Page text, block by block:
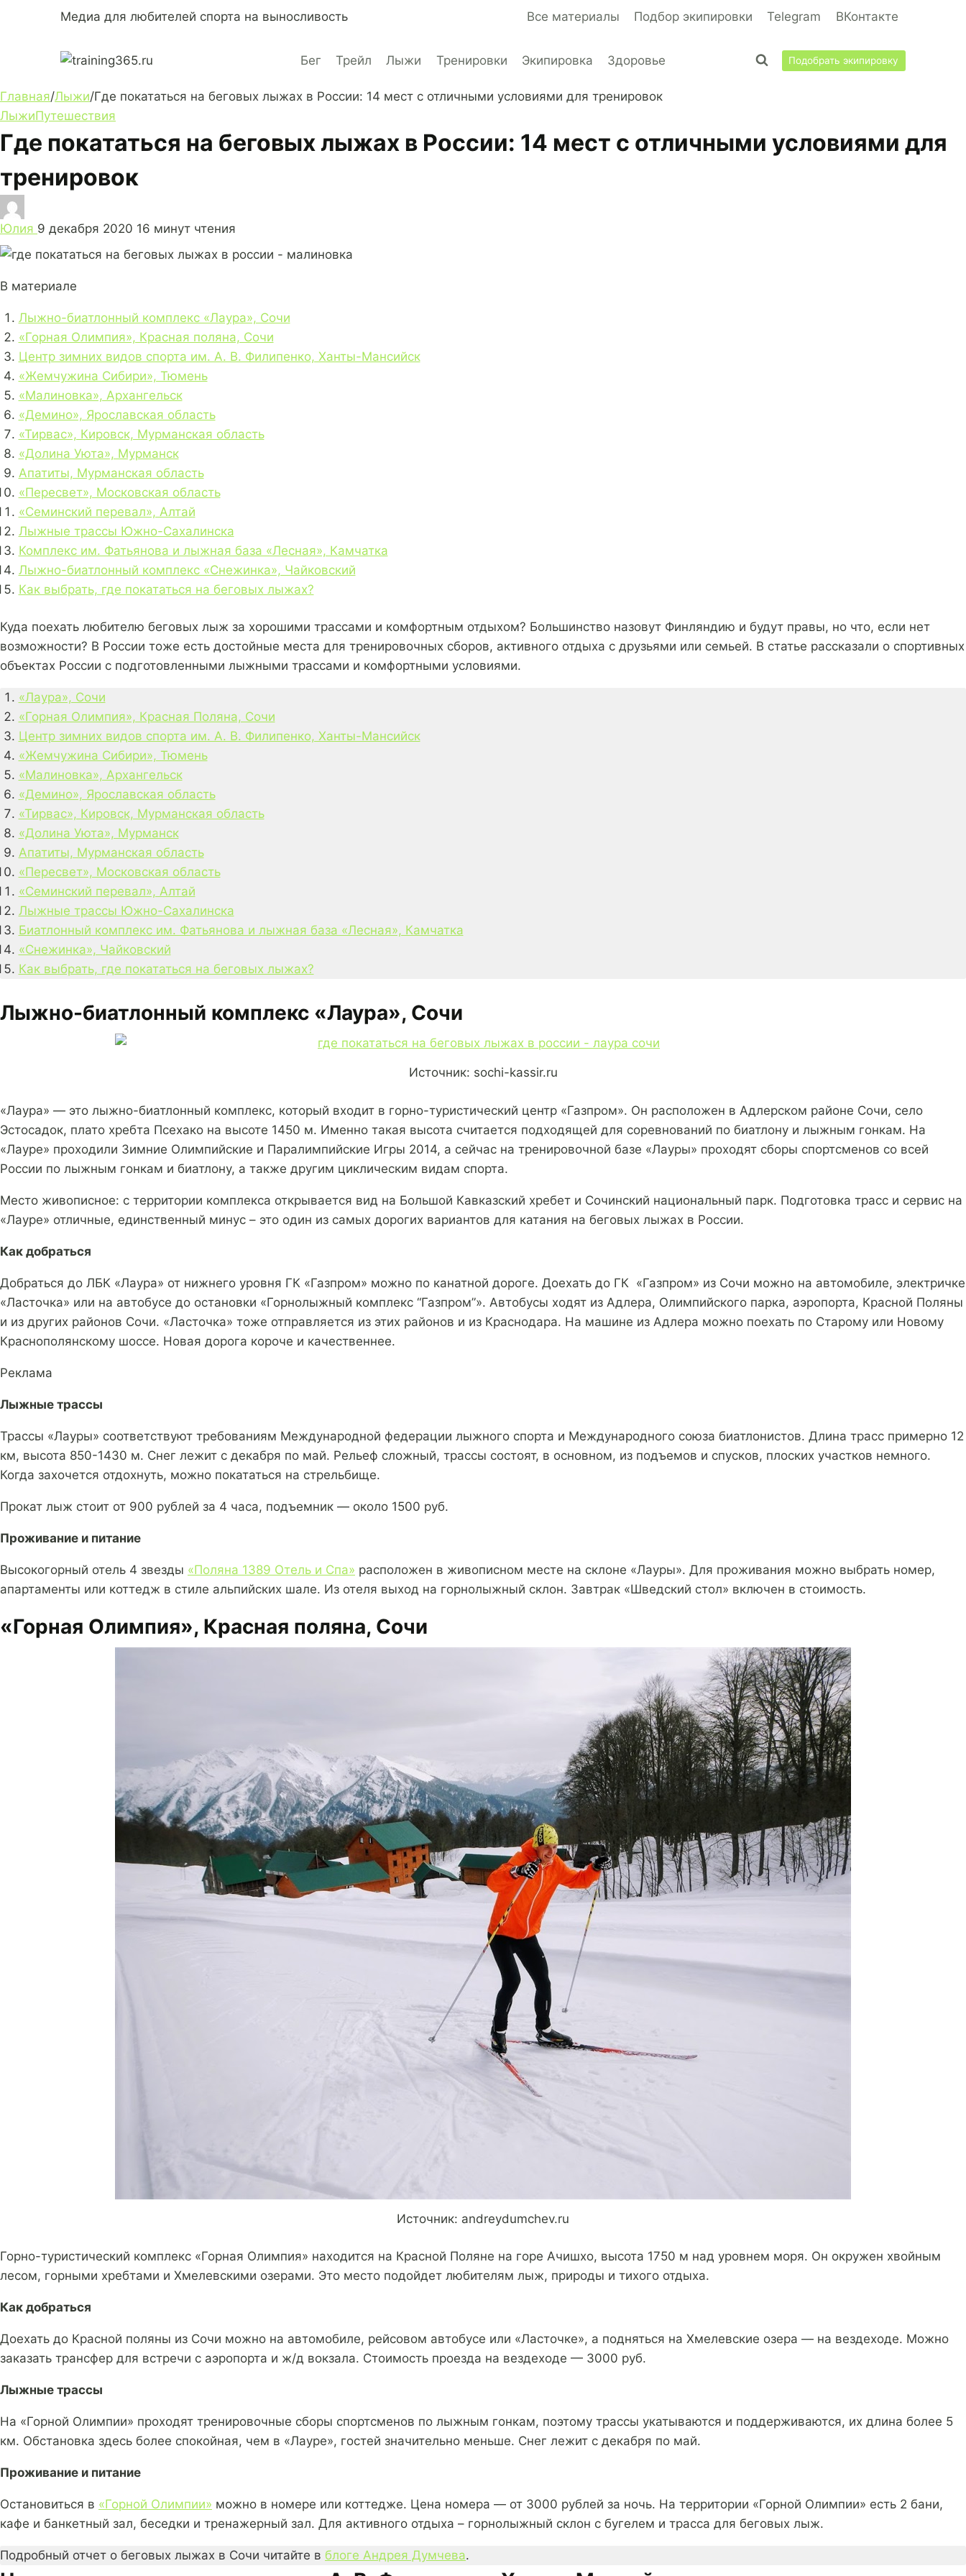
содержимому
Медиа для любителей спорта на выносливость Все материалы Подбор экипировки Telegram ВКонтакте
Бег Трейл Лыжи Тренировки Экипировка Здоровье Подобрать экипировку
Главная/Лыжи/Где покататься на беговых лыжах в России: 14 мест с отличными условиями для тренировок
ЛыжиПутешествия
Где покататься на беговых лыжах в России: 14 мест с отличными условиями для
тренировок
Юлия 9 декабря 2020 16 минут чтения
В материале
Лыжно-биатлонный комплекс «Лаура», Сочи
«Горная Олимпия», Красная поляна, Сочи
Центр зимних видов спорта им. А. В. Филипенко, Ханты-Мансийск
«Жемчужина Сибири», Тюмень
«Малиновка», Архангельск
«Демино», Ярославская область
«Тирвас», Кировск, Мурманская область
«Долина Уюта», Мурманск
Апатиты, Мурманская область
«Пересвет», Московская область
«Семинский перевал», Алтай
Лыжные трассы Южно-Сахалинска
Комплекс им. Фатьянова и лыжная база «Лесная», Камчатка
Лыжно-биатлонный комплекс «Снежинка», Чайковский
Как выбрать, где покататься на беговых лыжах?
Куда поехать любителю беговых лыж за хорошими трассами и комфортным отдыхом? Большинство назовут Финляндию и будут правы, но что, если нет
возможности? В России тоже есть достойные места для тренировочных сборов, активного отдыха с друзьями или семьей. В статье рассказали о спортивных
объектах России с подготовленными лыжными трассами и комфортными условиями.
«Лаура», Сочи
«Горная Олимпия», Красная Поляна, Сочи
Центр зимних видов спорта им. А. В. Филипенко, Ханты-Мансийск
«Жемчужина Сибири», Тюмень
«Малиновка», Архангельск
«Демино», Ярославская область
«Тирвас», Кировск, Мурманская область
«Долина Уюта», Мурманск
Апатиты, Мурманская область
«Пересвет», Московская область
«Семинский перевал», Алтай
Лыжные трассы Южно-Сахалинска
Биатлонный комплекс им. Фатьянова и лыжная база «Лесная», Камчатка
«Снежинка», Чайковский
Как выбрать, где покататься на беговых лыжах?
Лыжно-биатлонный комплекс «Лаура», Сочи
Источник: sochi-kassir.ru
«Лаура» — это лыжно-биатлонный комплекс, который входит в горно-туристический центр «Газпром». Он расположен в Адлерском районе Сочи, село
Эстосадок, плато хребта Псехако на высоте 1450 м. Именно такая высота считается подходящей для соревнований по биатлону и лыжным гонкам. На
«Лауре» проходили Зимние Олимпийские и Паралимпийские Игры 2014, а сейчас на тренировочной базе «Лауры» проходят сборы спортсменов со всей
России по лыжным гонкам и биатлону, а также другим циклическим видам спорта.
Место живописное: с территории комплекса открывается вид на Большой Кавказский хребет и Сочинский национальный парк. Подготовка трасс и сервис на
«Лауре» отличные, единственный минус – это один из самых дорогих вариантов для катания на беговых лыжах в России.
Как добраться
Добраться до ЛБК «Лаура» от нижнего уровня ГК «Газпром» можно по канатной дороге. Доехать до ГК «Газпром» из Сочи можно на автомобиле, электричке
«Ласточка» или на автобусе до остановки «Горнолыжный комплекс “Газпром”». Автобусы ходят из Адлера, Олимпийского парка, аэропорта, Красной Поляны
и из других районов Сочи. «Ласточка» тоже отправляется из этих районов и из Краснодара. На машине из Адлера можно поехать по Старому или Новому
Краснополянскому шоссе. Новая дорога короче и качественнее.
Реклама
Лыжные трассы
Трассы «Лауры» соответствуют требованиям Международной федерации лыжного спорта и Международного союза биатлонистов. Длина трасс примерно 12
км, высота 850-1430 м. Снег лежит с декабря по май. Рельеф сложный, трассы состоят, в основном, из подъемов и спусков, плоских участков немного.
Когда захочется отдохнуть, можно покататься на стрельбище.
Прокат лыж стоит от 900 рублей за 4 часа, подъемник — около 1500 руб.
Проживание и питание
Высокогорный отель 4 звезды «Поляна 1389 Отель и Спа» расположен в живописном месте на склоне «Лауры». Для проживания можно выбрать номер,
апартаменты или коттедж в стиле альпийских шале. Из отеля выход на горнолыжный склон. Завтрак «Шведский стол» включен в стоимость.
«Горная Олимпия», Красная поляна, Сочи
Источник: andreydumchev.ru
Горно-туристический комплекс «Горная Олимпия» находится на Красной Поляне на горе Ачишхо, высота 1750 м над уровнем моря. Он окружен хвойным
лесом, горными хребтами и Хмелевскими озерами. Это место подойдет любителям лыж, природы и тихого отдыха.
Как добраться
Доехать до Красной поляны из Сочи можно на автомобиле, рейсовом автобусе или «Ласточке», а подняться на Хмелевские озера — на вездеходе. Можно
заказать трансфер для встречи с аэропорта и ж/д вокзала. Стоимость проезда на вездеходе — 3000 руб.
Лыжные трассы
На «Горной Олимпии» проходят тренировочные сборы спортсменов по лыжным гонкам, поэтому трассы укатываются и поддерживаются, их длина более 5
км. Обстановка здесь более спокойная, чем в «Лауре», гостей значительно меньше. Снег лежит с декабря по май.
Проживание и питание
Остановиться в «Горной Олимпии» можно в номере или коттедже. Цена номера — от 3000 рублей за ночь. На территории «Горной Олимпии» есть 2 бани,
кафе и банкетный зал, беседки и тренажерный зал. Для активного отдыха – горнолыжный склон с бугелем и трасса для беговых лыж.
Подробный отчет о беговых лыжах в Сочи читайте в блоге Андрея Думчева.